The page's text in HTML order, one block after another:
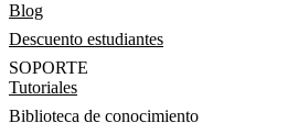
Blog
Descuento estudiantes
SOPORTE
Tutoriales
Biblioteca de conocimiento